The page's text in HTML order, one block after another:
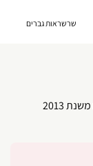
שרשראות גברים
2013